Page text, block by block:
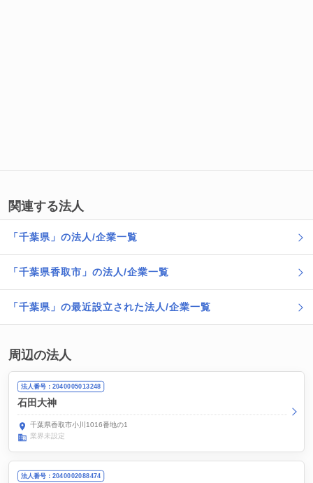
関連する法人
「千葉県」の法人/企業一覧
「千葉県香取市」の法人/企業一覧
「千葉県」の最近設立された法人/企業一覧
周辺の法人
法人番号：2040005013248
石田大神
千葉県香取市小川1016番地の1
業界未設定
法人番号：2040002088474